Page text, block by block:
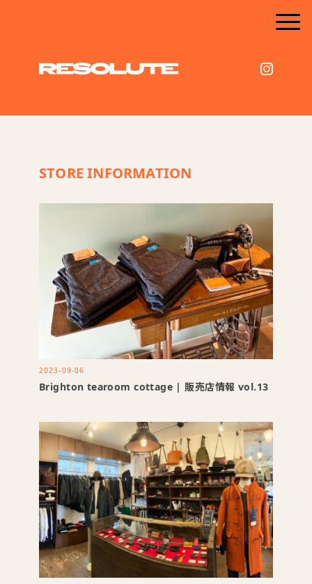
STORE INFORMATION
2023-09-06
Brighton tearoom cottage | 販売店情報 vol.13